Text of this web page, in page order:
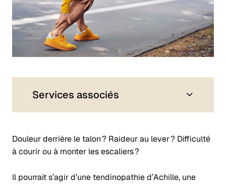
Services associés
Douleur derrière le talon ? Raideur au lever ? Difficulté
à courir ou à monter les escaliers ?
Il pourrait s’agir d’une tendinopathie d’Achille, une